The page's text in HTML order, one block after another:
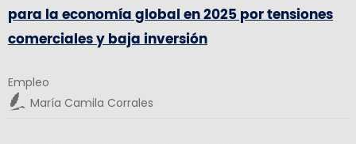
para la economía global en 2025 por tensiones
comerciales y baja inversión
Empleo
María Camila Corrales